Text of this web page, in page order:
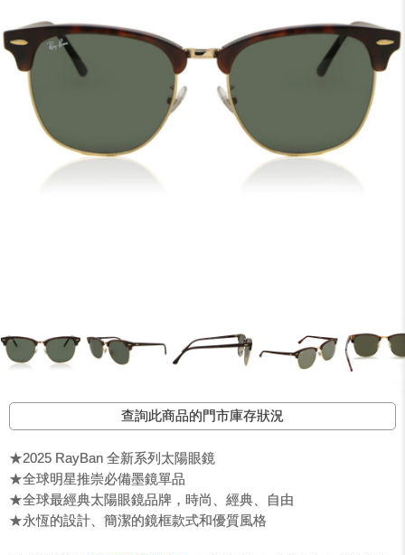
查詢此商品的門市庫存狀況
★2025 RayBan 全新系列太陽眼鏡
★全球明星推崇必備墨鏡單品
★全球最經典太陽眼鏡品牌，時尚、經典、自由
★永恆的設計、簡潔的鏡框款式和優質風格